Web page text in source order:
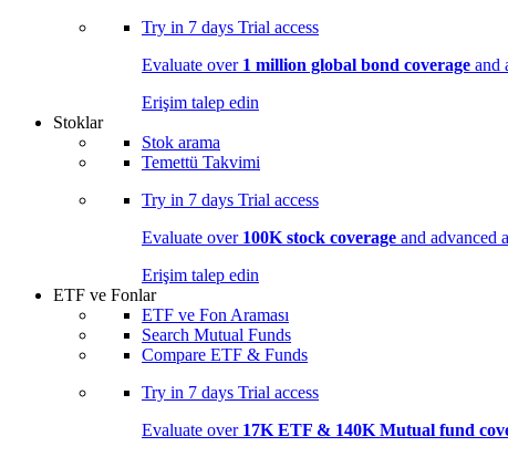
Try in 7 days Trial access
Evaluate over 1 million global bond coverage and
Erişim talep edin
Stoklar
Stok arama
Temettü Takvimi
Try in 7 days Trial access
Evaluate over 100K stock coverage and advanced
Erişim talep edin
ETF ve Fonlar
ETF ve Fon Araması
Search Mutual Funds
Compare ETF & Funds
Try in 7 days Trial access
Evaluate over 17K ETF & 140K Mutual fund